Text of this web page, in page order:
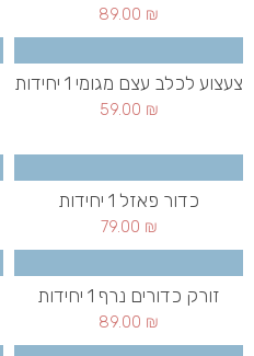
89.00 ₪
צעצוע לכלב עצם מגומי 1 יחידות
59.00 ₪
כדור פאזל 1 יחידות
79.00 ₪
זורק כדורים נרף 1 יחידות
89.00 ₪